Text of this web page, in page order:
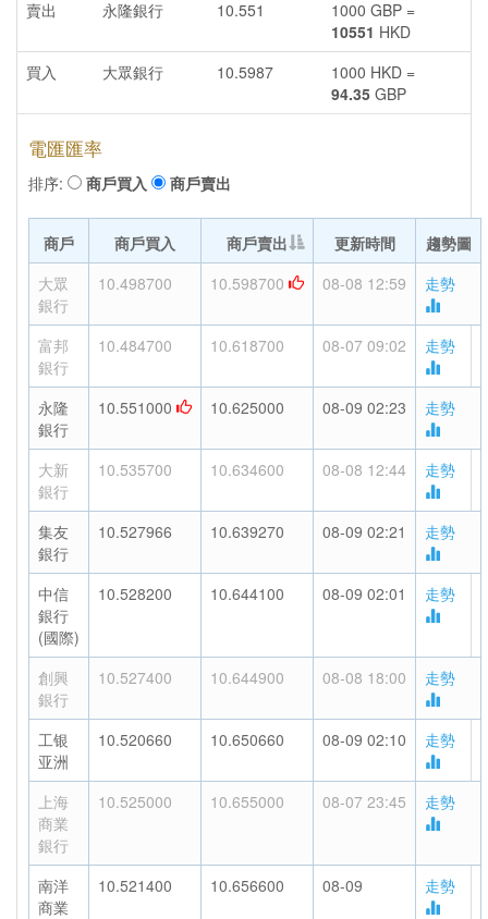
賣出
永隆銀行 10.551
1000 GBP =
10551 HKD
買入
大眾銀行 10.5987
1000 HKD =
94.35 GBP
電匯匯率
排序: 商戶買入 商戶賣出
商戶 商戶買入 商戶賣出 更新時間
趨勢圖
大眾
銀行
10.498700 10.598700 08-08 12:59 走勢
富邦
銀行
10.484700 10.618700 08-07 09:02 走勢
永隆
銀行
10.551000 10.625000 08-09 02:23 走勢
大新
銀行
10.535700 10.634600 08-08 12:44 走勢
集友
銀行
10.527966 10.639270 08-09 02:21 走勢
中信
銀行
(國際)
10.528200 10.644100 08-09 02:01 走勢
創興
銀行
10.527400 10.644900 08-08 18:00 走勢
工银
亚洲
10.520660 10.650660 08-09 02:10 走勢
上海
商業
銀行
10.525000 10.655000 08-07 23:45 走勢
南洋
商業
10.521400 10.656600 08-09 走勢